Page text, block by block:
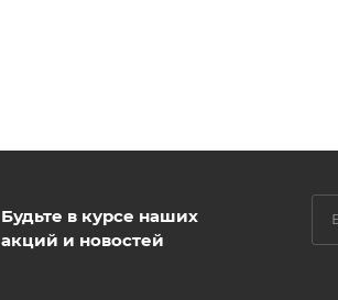
Будьте в курсе наших
акций и новостей